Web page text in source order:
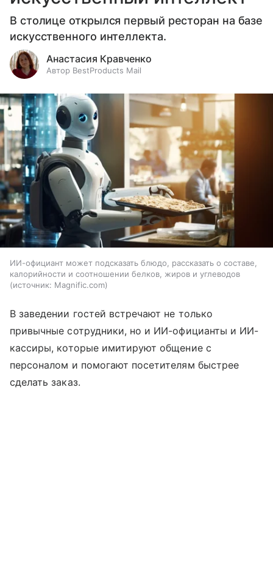
В столице открылся первый ресторан на базе
искусственного интеллекта.
Анастасия Кравченко
Автор BestProducts Mail
ИИ-официант может подсказать блюдо, рассказать о составе,
калорийности и соотношении белков, жиров и углеводов
источник: Magnific.com
В заведении гостей встречают не только
привычные сотрудники, но и ИИ-официанты и ИИ-
кассиры, которые имитируют общение с
персоналом и помогают посетителям быстрее
сделать заказ.